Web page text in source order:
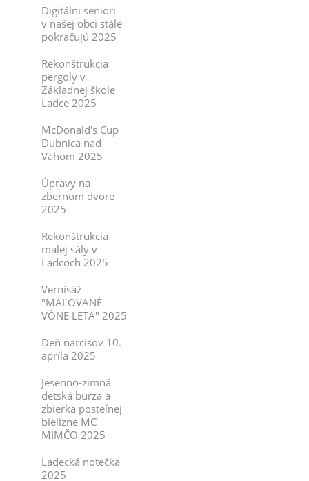
Digitálni seniori
v našej obci stále
pokračujú 2025
Rekonštrukcia
pergoly v
Základnej škole
Ladce 2025
McDonald's Cup
Dubnica nad
Váhom 2025
Úpravy na
zbernom dvore
2025
Rekonštrukcia
malej sály v
Ladcoch 2025
Vernisáž
"MAĽOVANÉ
VÔNE LETA" 2025
Deň narcisov 10.
apríla 2025
Jesenno-zimná
detská burza a
zbierka posteľnej
bielizne MC
MIMČO 2025
Ladecká notečka
2025